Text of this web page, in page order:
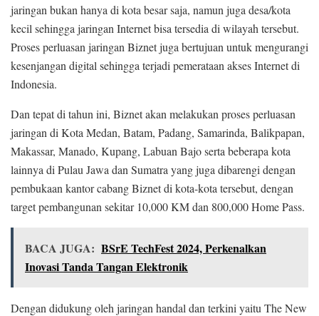
jaringan bukan hanya di kota besar saja, namun juga desa/kota
kecil sehingga jaringan Internet bisa tersedia di wilayah tersebut.
Proses perluasan jaringan Biznet juga bertujuan untuk mengurangi
kesenjangan digital sehingga terjadi pemerataan akses Internet di
Indonesia.
Dan tepat di tahun ini, Biznet akan melakukan proses perluasan
jaringan di Kota Medan, Batam, Padang, Samarinda, Balikpapan,
Makassar, Manado, Kupang, Labuan Bajo serta beberapa kota
lainnya di Pulau Jawa dan Sumatra yang juga dibarengi dengan
pembukaan kantor cabang Biznet di kota-kota tersebut, dengan
target pembangunan sekitar 10,000 KM dan 800,000 Home Pass.
BACA JUGA: BSrE TechFest 2024, Perkenalkan
Inovasi Tanda Tangan Elektronik
Dengan didukung oleh jaringan handal dan terkini yaitu The New